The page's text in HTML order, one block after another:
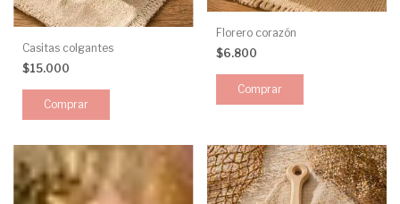
Casitas colgantes
$15.000
Florero corazón
$6.800